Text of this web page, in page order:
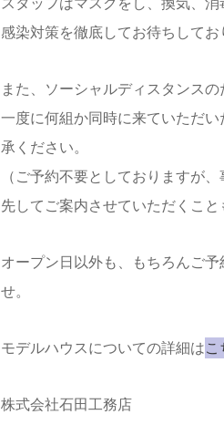
スタッフはマスクをし、換気、
感染対策を徹底してお待ちしてお
また、ソーシャルディスタンスの
一度に何組か同時に来ていただ
承ください。
（ご予約不要としておりますが
先してご案内させていただくこと
オープン日以外も、もちろんご
せ。
モデルハウスについての詳細はこ
株式会社石田工務店